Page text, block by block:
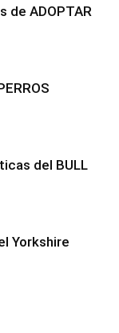
de ADOPTAR
del BULL
Yorkshire